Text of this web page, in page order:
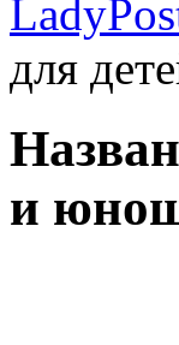
для
и